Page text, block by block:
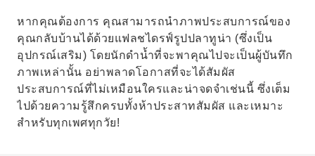
หากคุณต้องการ คุณสามารถนำภาพประสบการณ์ของ
คุณกลับบ้านได้ด้วยแฟลชไดรฟ์รูปปลาทูน่า (ซึ่งเป็น
อุปกรณ์เสริม) โดยนักดำน้ำที่จะพาคุณไปจะเป็นผู้บันทึก
ภาพเหล่านั้น อย่าพลาดโอกาสที่จะได้สัมผัส
ประสบการณ์ที่ไม่เหมือนใครและน่าจดจำเช่นนี้ ซึ่งเต็ม
ไปด้วยความรู้สึกครบทั้งห้าประสาทสัมผัส และเหมาะ
สำหรับทุกเพศทุกวัย!